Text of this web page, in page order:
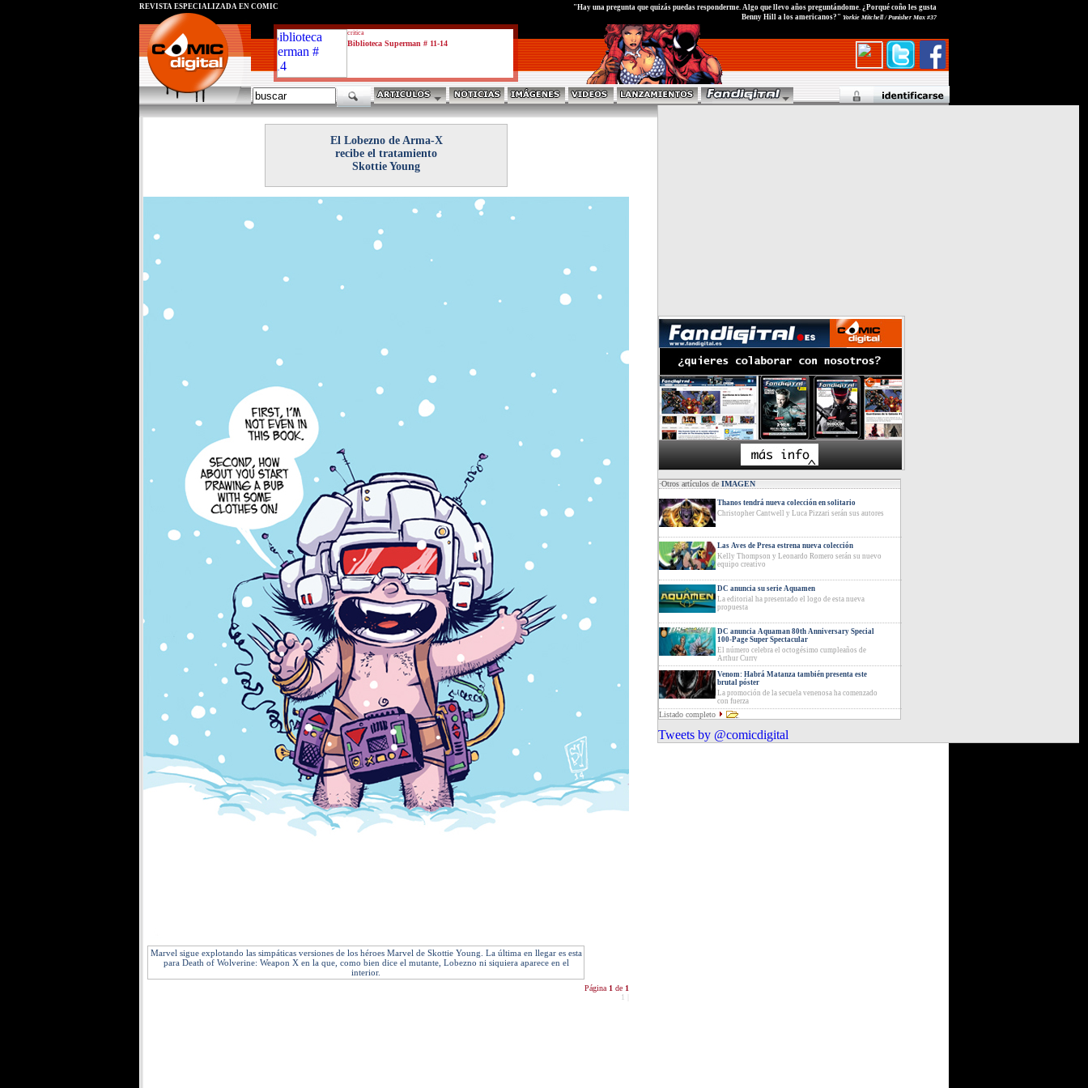
critica
Biblioteca Superman # 11-14
REVISTA ESPECIALIZADA EN CÓMIC
"Hay una pregunta que quizás puedas responderme. Algo que llevo años preguntándome. ¿Porqué coño les gusta
Benny Hill a los americanos?" Yorkie Mitchell / Punisher Max #37
El Lobezno de Arma-X
recibe el tratamiento
Skottie Young
Marvel sigue explotando las simpáticas versiones de los héroes Marvel de Skottie Young. La última en llegar es esta
para Death of Wolverine: Weapon X en la que, como bien dice el mutante, Lobezno ni siquiera aparece en el
interior.
Página 1 de 1
1
·Otros artículos deIMAGEN
Thanos tendrá nueva colección en solitario
Christopher Cantwell y Luca Pizzari serán sus autores
Las Aves de Presa estrena nueva colección
Kelly Thompson y Leonardo Romero serán su nuevo
equipo creativo
DC anuncia su serie Aquamen
La editorial ha presentado el logo de esta nueva
propuesta
DC anuncia Aquaman 80th Anniversary Special
100-Page Super Spectacular
El número celebra el octogésimo cumpleaños de
Arthur Curry
Venom: Habrá Matanza también presenta este
brutal póster
La promoción de la secuela venenosa ha comenzado
con fuerza
Listado completo
Tweets by @comicdigital